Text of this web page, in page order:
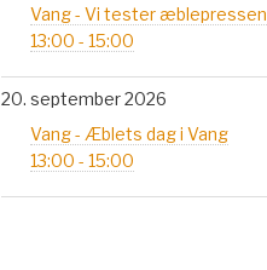
Vang - Vi tester æblepressen
13:00 - 15:00
20. september 2026
Vang - Æblets dag i Vang
13:00 - 15:00